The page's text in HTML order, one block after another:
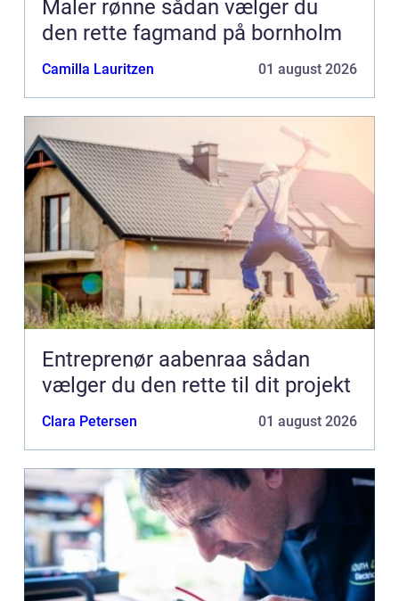
Maler rønne sådan vælger du
den rette fagmand på bornholm
Camilla Lauritzen 01 august 2026
Entreprenør aabenraa sådan
vælger du den rette til dit projekt
Clara Petersen 01 august 2026